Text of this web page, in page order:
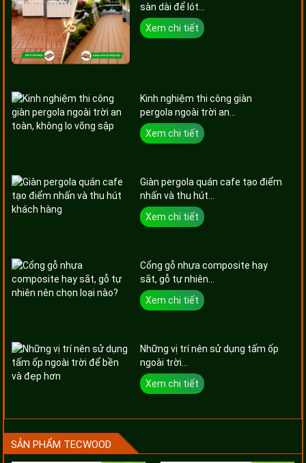
sàn dài để lót...
Xem chi tiết
Kinh nghiệm thi công giàn
pergola ngoài trời an...
Xem chi tiết
Giàn pergola quán cafe tạo điểm
nhấn và thu hút...
Xem chi tiết
Cổng gỗ nhựa composite hay
sắt, gỗ tự nhiên...
Xem chi tiết
Những vị trí nên sử dụng tấm ốp
ngoài trời...
Xem chi tiết
SẢN PHẨM TECWOOD